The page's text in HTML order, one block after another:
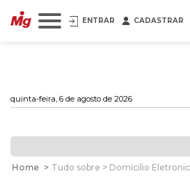
ENTRAR CADASTRAR
quinta-feira, 6 de agosto de 2026
Home > Tudo sobre > Domicilio